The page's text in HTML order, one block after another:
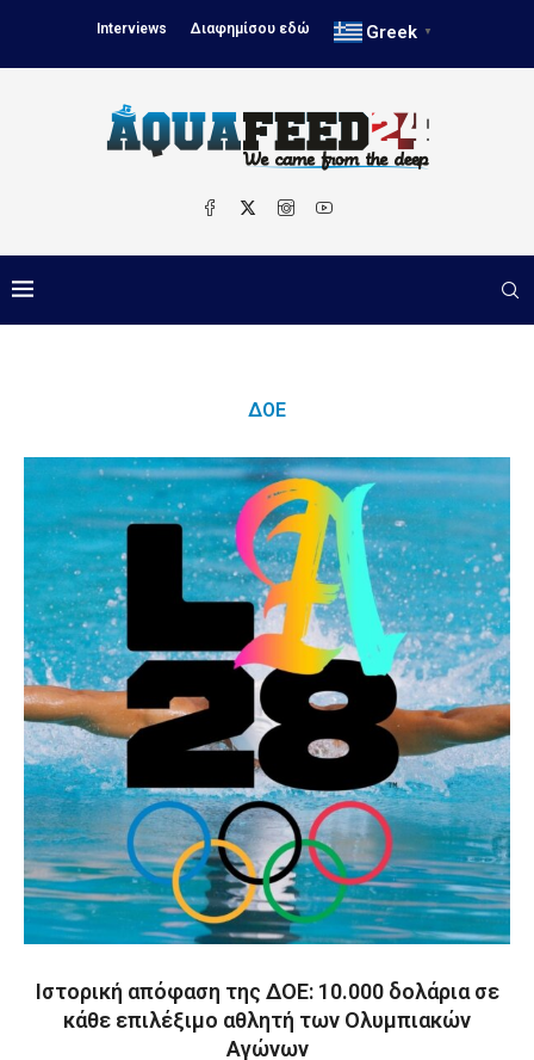
Interviews Διαφημίσου εδώ Greek ▼
ΔΟΕ
Ιστορική απόφαση της ΔΟΕ: 10.000 δολάρια σε
κάθε επιλέξιμο αθλητή των Ολυμπιακών
Αγώνων